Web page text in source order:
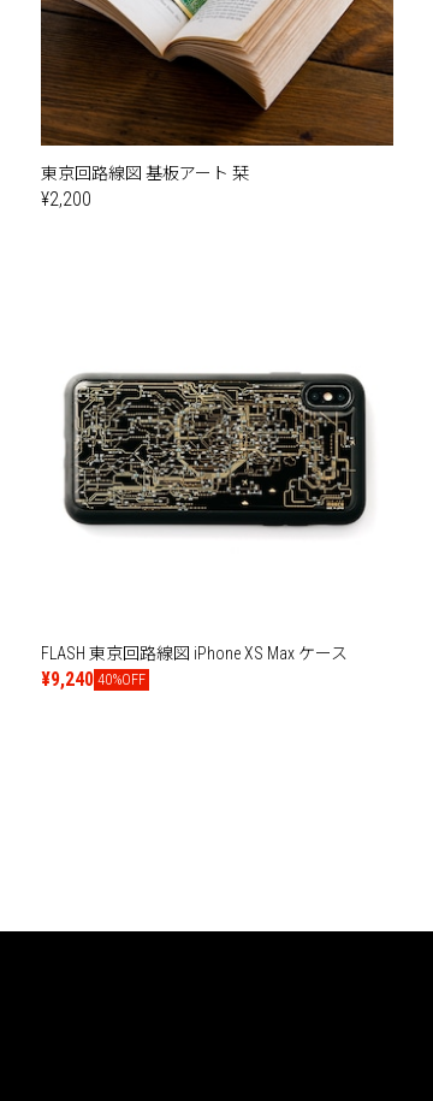
東京回路線図 基板アート 栞
¥2,200
FLASH 東京回路線図 iPhone XS Max ケース
¥9,240 40%OFF